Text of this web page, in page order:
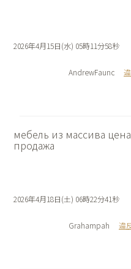
2026年4月15日(水) 05時11分58秒
AndrewFaunc
мебель из массива цена
продажа
2026年4月18日(土) 06時22分41秒
Grahampah 違